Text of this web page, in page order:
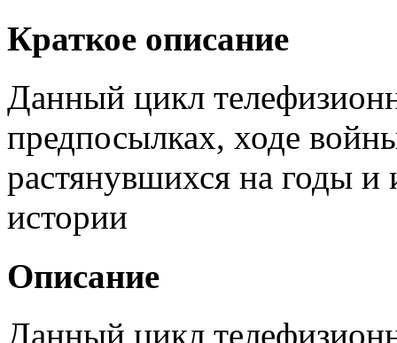
Краткое описание
Данный цикл
предпосылках, ходе
растянувшихся на годы
истории
Описание
Данный цикл